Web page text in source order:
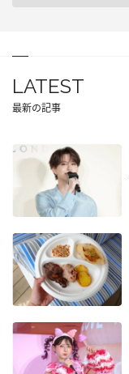
LATEST
最新の記事